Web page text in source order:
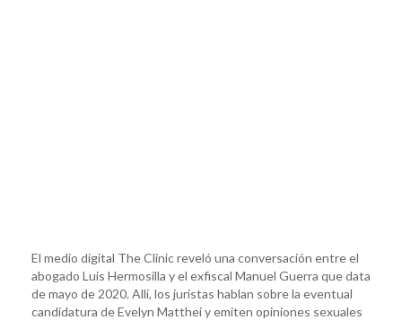
El medio digital The Clinic reveló una conversación entre el
abogado Luis Hermosilla y el exfiscal Manuel Guerra que data
de mayo de 2020. Allí, los juristas hablan sobre la eventual
candidatura de Evelyn Matthei y emiten opiniones sexuales